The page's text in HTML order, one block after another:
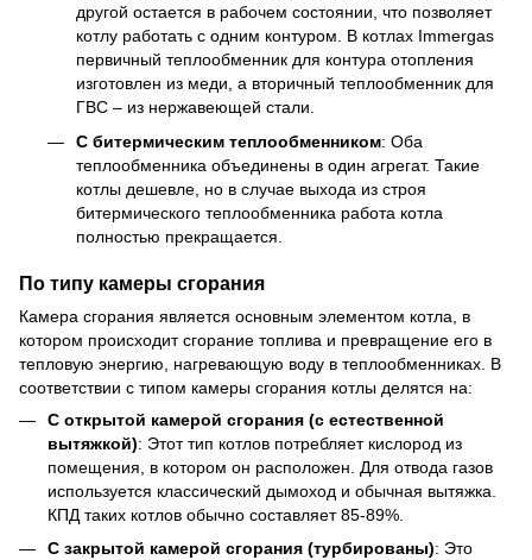
другой остается в рабочем состоянии, что позволяет
котлу работать с одним контуром. В котлах Immergas
первичный теплообменник для контура отопления
изготовлен из меди, а вторичный теплообменник для
ГВС – из нержавеющей стали.
С битермическим теплообменником: Оба
теплообменника объединены в один агрегат. Такие
котлы дешевле, но в случае выхода из строя
битермического теплообменника работа котла
полностью прекращается.
По типу камеры сгорания
Камера сгорания является основным элементом котла, в
котором происходит сгорание топлива и превращение его в
тепловую энергию, нагревающую воду в теплообменниках. В
соответствии с типом камеры сгорания котлы делятся на:
С открытой камерой сгорания (с естественной
вытяжкой): Этот тип котлов потребляет кислород из
помещения, в котором он расположен. Для отвода газов
используется классический дымоход и обычная вытяжка.
КПД таких котлов обычно составляет 85-89%.
С закрытой камерой сгорания (турбированы): Это